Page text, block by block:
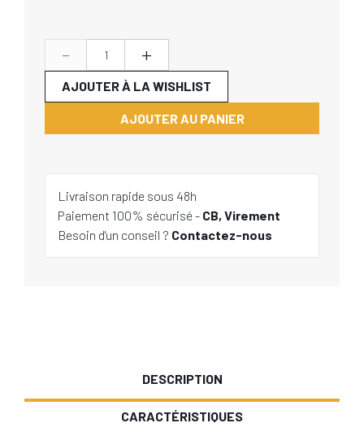
- +
AJOUTER AU PANIER
AJOUTER À LA WISHLIST
Livraison rapide sous 48h
Paiement 100% sécurisé - CB, Virement
Besoin d'un conseil ? Contactez-nous
DESCRIPTION
CARACTÉRISTIQUES